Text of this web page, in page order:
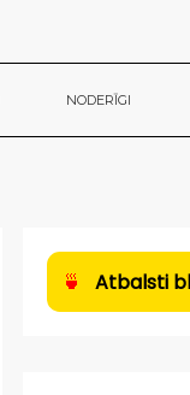
NODERĪGI